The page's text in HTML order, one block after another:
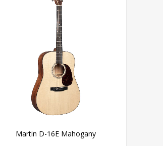
Martin D-16E Mahogany